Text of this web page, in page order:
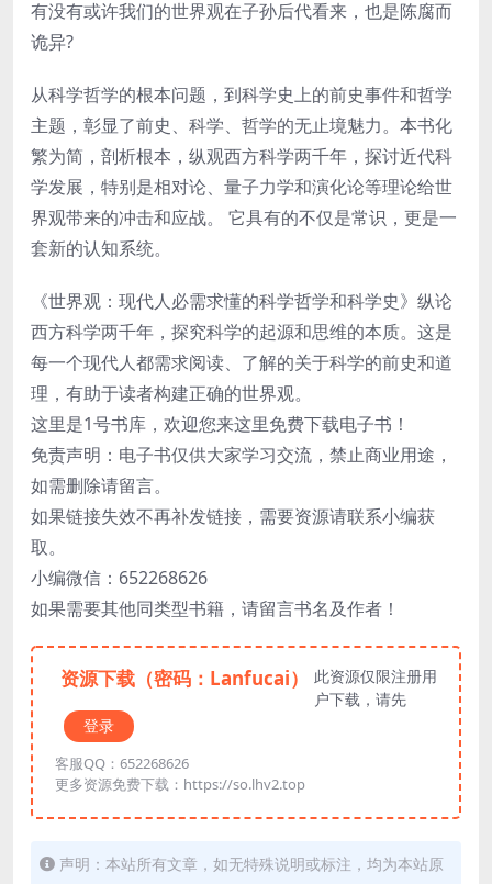
有没有或许我们的世界观在子孙后代看来，也是陈腐而
诡异?
从科学哲学的根本问题，到科学史上的前史事件和哲学
主题，彰显了前史、科学、哲学的无止境魅力。本书化
繁为简，剖析根本，纵观西方科学两千年，探讨近代科
学发展，特别是相对论、量子力学和演化论等理论给世
界观带来的冲击和应战。 它具有的不仅是常识，更是一
套新的认知系统。
《世界观：现代人必需求懂的科学哲学和科学史》纵论
西方科学两千年，探究科学的起源和思维的本质。这是
每一个现代人都需求阅读、了解的关于科学的前史和道
理，有助于读者构建正确的世界观。
这里是1号书库，欢迎您来这里免费下载电子书！
免责声明：电子书仅供大家学习交流，禁止商业用途，
如需删除请留言。
如果链接失效不再补发链接，需要资源请联系小编获
取。
小编微信：652268626
如果需要其他同类型书籍，请留言书名及作者！
资源下载（密码：Lanfucai）
此资源仅限注册用
户下载，请先
登录
客服QQ：652268626
更多资源免费下载：https://so.lhv2.top
声明：本站所有文章，如无特殊说明或标注，均为本站原